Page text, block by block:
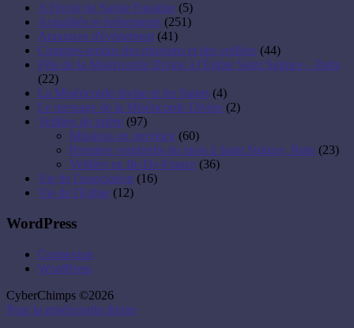
A l'école de Sainte Faustine (5)
Actualités et événements (251)
Annonces d'événement (41)
Comptes-rendus des missions et des veillées (44)
Fête de la Miséricorde Divine à l'Église Saint Sulpice – Paris
(22)
La Miséricorde divine et les Saints (4)
Le message de la Miséricorde Divine (2)
Veillées de prière (97)
Missions en province (60)
Premiers vendredis du mois à Saint Sulpice, Paris (23)
Veillées en Ile-De-France (36)
Vie de l'association (16)
Vie de l'Eglise (12)
WordPress
Connexion
WordPress
CyberChimps ©2026
Pour la miséricorde divine